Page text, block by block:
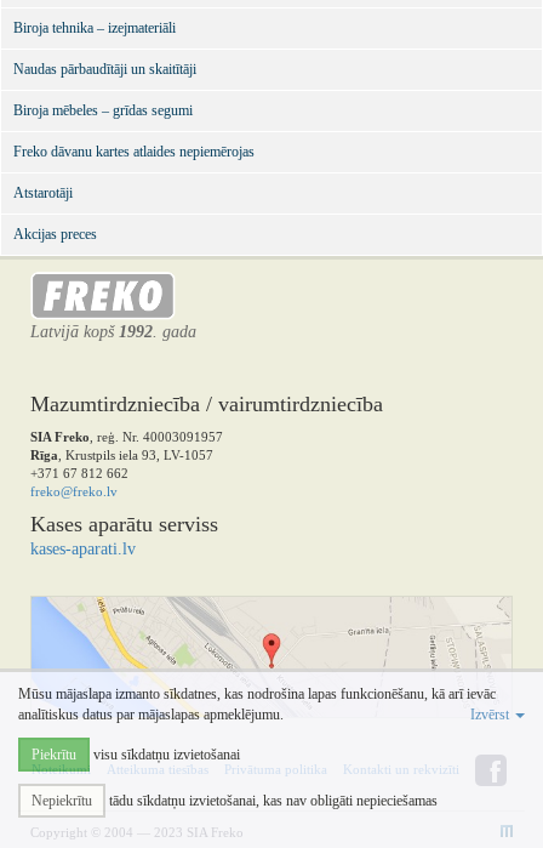
Mūsu mājaslapa izmanto sīkdatnes, kas nodrošina lapas funkcionēšanu, kā arī ievāc
analītiskus datus par mājaslapas apmeklējumu.
Izvērst
Piekrītu visu sīkdatņu izvietošanai
Nepiekrītu tādu sīkdatņu izvietošanai, kas nav obligāti nepieciešamas
Biroja tehnika – izejmateriāli
Naudas pārbaudītāji un skaitītāji
Biroja mēbeles – grīdas segumi
Freko dāvanu kartes atlaides nepiemērojas
Atstarotāji
Akcijas preces
Latvijā kopš 1992. gada
Mazumtirdzniecība / vairumtirdzniecība
SIA Freko , reģ. Nr. 40003091957
Rīga , Krustpils iela 93, LV-1057
+371 67 812 662
freko@freko.lv
Kases aparātu serviss
kases-aparati.lv
Noteikumi Atteikuma tiesības Privātuma politika Kontakti un rekvizīti
Copyright © 2004 — 2023 SIA Freko